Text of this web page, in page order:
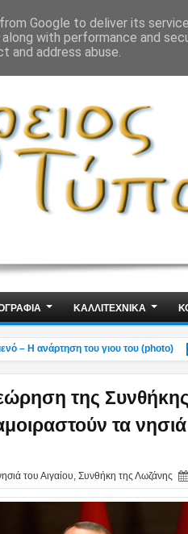
ΚΑΛΛΙΤΕΧΝΙΚΑ
Η ανάρτηση του γιου του (photo) 02:38
της
τα
του Αιγαίου Συνθήκη της Λωζάνης
Google to deliver its
with performance and
and address abuse.